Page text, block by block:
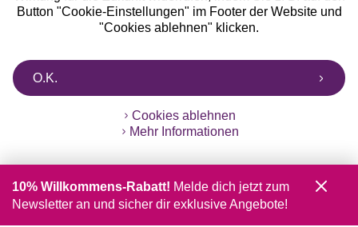
Button "Cookie-Einstellungen" im Footer der Website und
"Cookies ablehnen" klicken.
O.K.
Cookies ablehnen
Mehr Informationen
10% Willkommens-Rabatt! Melde dich jetzt zum
Newsletter an und sicher dir exklusive Angebote!